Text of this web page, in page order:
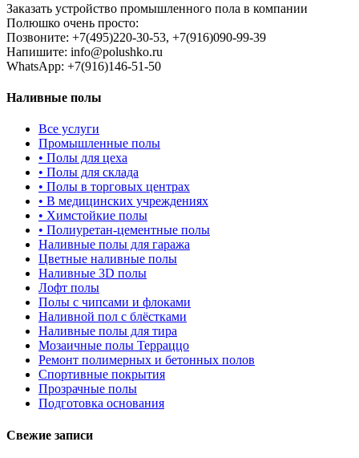
Заказать устройство промышленного пола в компании
Полюшко очень просто:
Позвоните: +7(495)220-30-53, +7(916)090-99-39
Напишите: info@polushko.ru
WhatsApp: +7(916)146-51-50
Наливные полы
Все услуги
Промышленные полы
• Полы для цеха
• Полы для склада
• Полы в торговых центрах
• В медицинских учреждениях
• Химстойкие полы
• Полиуретан-цементные полы
Наливные полы для гаража
Цветные наливные полы
Наливные 3D полы
Лофт полы
Полы с чипсами и флоками
Наливной пол с блёстками
Наливные полы для тира
Мозаичные полы Терраццо
Ремонт полимерных и бетонных полов
Спортивные покрытия
Прозрачные полы
Подготовка основания
Свежие записи